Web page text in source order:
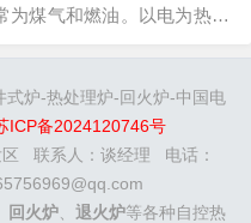
为煤气和燃油。以电为热源
...
炉-热处理炉-回火炉-中国电
ICP备2024120746号
区 联系人：谈经理 电话：
回火炉 退火炉等各种自控热